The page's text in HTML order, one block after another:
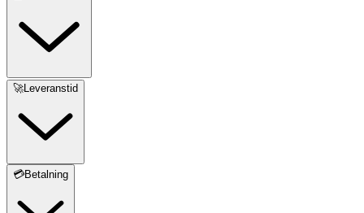
🚀Leveranstid
💳Betalning